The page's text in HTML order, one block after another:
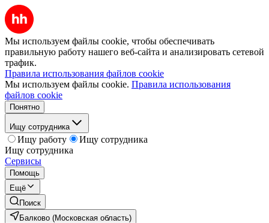
Мы используем файлы cookie, чтобы обеспечивать
правильную работу нашего веб-сайта и анализировать сетевой
трафик.
Правила использования файлов cookie
Мы используем файлы cookie. Правила использования
файлов cookie
Понятно
Ищу сотрудника
Ищу работу
Ищу сотрудника
Ищу сотрудника
Сервисы
Помощь
Ещё
Поиск
Балково (Московская область)